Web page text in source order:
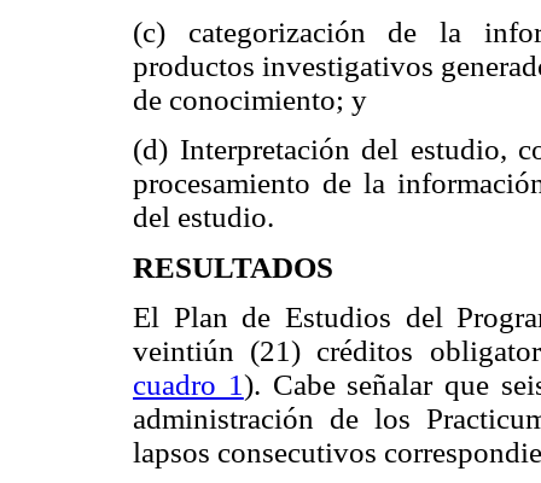
(c) categorización de la
productos investigativos
de conocimiento; y
(d) Interpretación del estudio,
procesamiento de la
del estudio.
RESULTADOS
El Plan de Estudios del
veintiún (21) créditos
cuadro 1). Cabe señalar que
administración de los
lapsos consecutivos